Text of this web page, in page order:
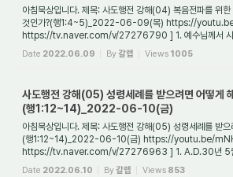
아침묵상입니다. 제목: 사도행전 강해(04) 복음전파를 위한
것인가?(행1:4~5)_2022-06-09(목) https://
https://tv.naver.com/v/27276790 ] 1. 예수님께서 사
'아버지의 약속'은 무엇을 ...
Date 2022.06.09 By갈렙 Views 1005
사도행전 강해(05) 성령세례를 받으려면 어떻게
(행1:12~14)_2022-06-10(금)
아침묵상입니다. 제목: 사도행전 강해(05) 성령세례를 받으
(행1:12~14)_2022-06-10(금) https://youtu.be/
https://tv.naver.com/v/27276963 ] 1. A.D.30년 5
성도들은 왜 [마가의] 다락방에 모였...
Date 2022.06.10 By갈렙 Views 853